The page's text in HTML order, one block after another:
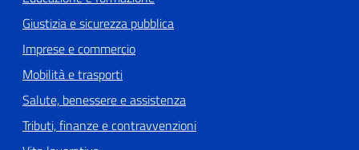
Giustizia e sicurezza pubblica
Imprese e commercio
Mobilità e trasporti
Salute, benessere e assistenza
Tributi, finanze e contravvenzioni